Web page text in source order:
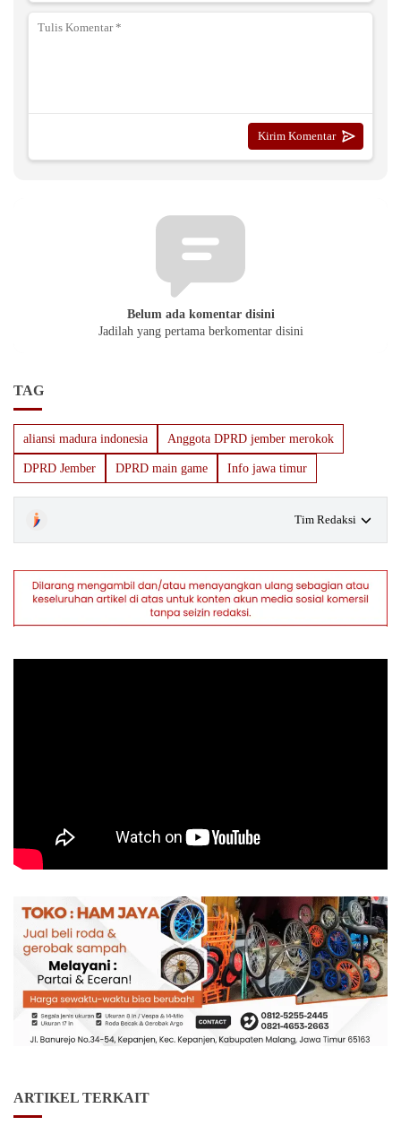
Belum ada komentar disini
Jadilah yang pertama berkomentar disini
TAG
aliansi madura indonesia Anggota DPRD jember merokok
DPRD Jember DPRD main game Info jawa timur
Tim Redaksi
ARTIKEL TERKAIT